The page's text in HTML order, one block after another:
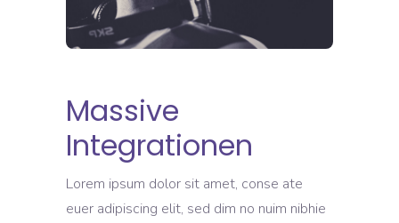
Massive
Integrationen
Lorem ipsum dolor sit amet, conse ate
euer adipiscing elit, sed dim no nuim nibhie